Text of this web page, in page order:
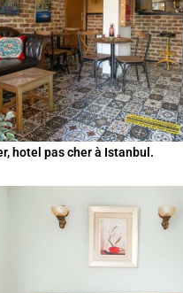
hotel pas cher à Istanbul.